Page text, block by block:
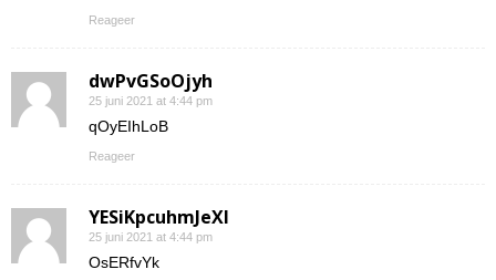
Reageer
dwPvGSoOjyh
25 juni 2021 at 4:44 pm
qOyEIhLoB
Reageer
YESiKpcuhmJeXI
25 juni 2021 at 4:44 pm
OsERfvYk